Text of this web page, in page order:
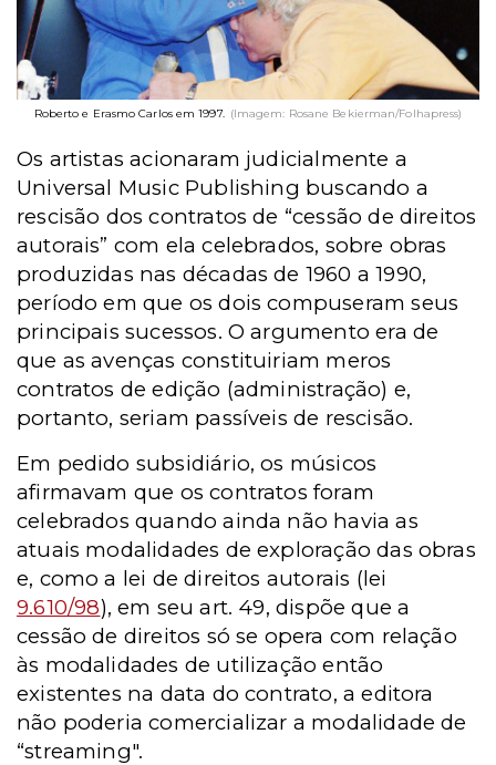
Roberto e Erasmo Carlos em 1997. (Imagem: Rosane Bekierman/Folhapress)
Os artistas acionaram judicialmente a
Universal Music Publishing buscando a
rescisão dos contratos de “cessão de direitos
autorais” com ela celebrados, sobre obras
produzidas nas décadas de 1960 a 1990,
período em que os dois compuseram seus
principais sucessos. O argumento era de
que as avenças constituiriam meros
contratos de edição (administração) e,
portanto, seriam passíveis de rescisão.
Em pedido subsidiário, os músicos
afirmavam que os contratos foram
celebrados quando ainda não havia as
atuais modalidades de exploração das obras
e, como a lei de direitos autorais (lei
9.610/98), em seu art. 49, dispõe que a
cessão de direitos só se opera com relação
às modalidades de utilização então
existentes na data do contrato, a editora
não poderia comercializar a modalidade de
“streaming".